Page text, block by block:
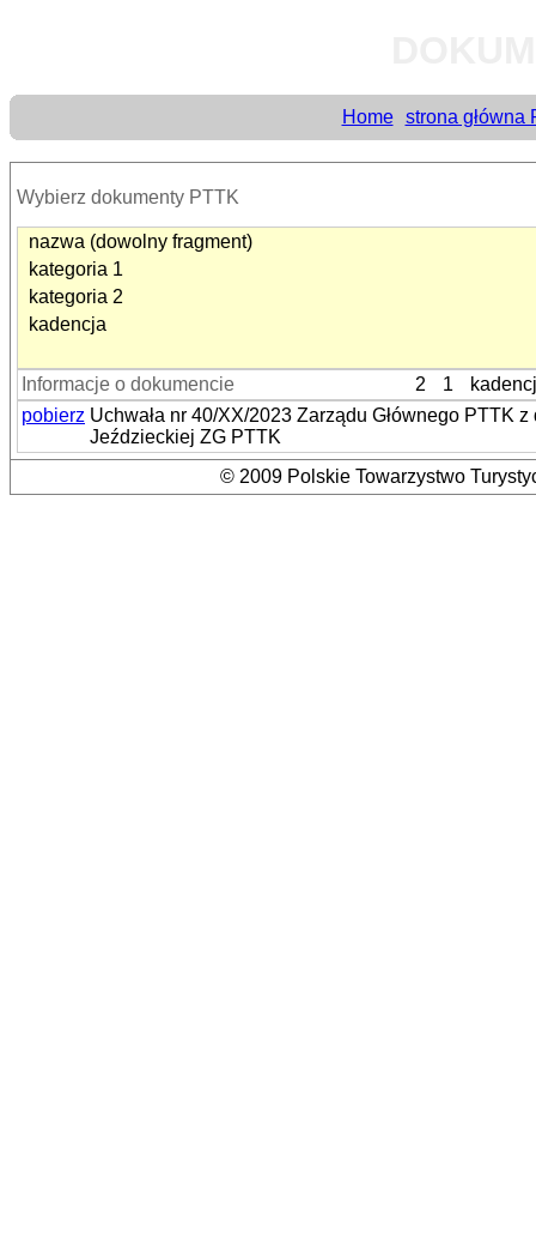
Home strona główna
Wybierz dokumenty PTTK
nazwa (dowolny fragment)
kategoria 1
kategoria 2
kadencja
Informacje o dokumencie 2 1
pobierz Uchwała nr 40/XX/2023 Zarządu Głównego PTTK
Jeździeckiej ZG PTTK
© 2009 Polskie Towarzystwo